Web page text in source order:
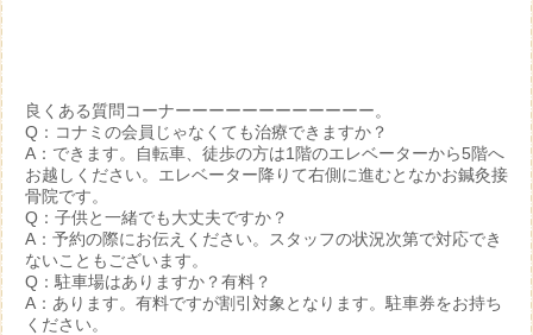
良くある質問コーナーーーーーーーーーーーー。
Q：コナミの会員じゃなくても治療できますか？
A：できます。自転車、徒歩の方は1階のエレベーターから5階へ
お越しください。エレベーター降りて右側に進むとなかお鍼灸接
骨院です。
Q：子供と一緒でも大丈夫ですか？
A：予約の際にお伝えください。スタッフの状況次第で対応でき
ないこともございます。
Q：駐車場はありますか？有料？
A：あります。有料ですが割引対象となります。駐車券をお持ち
ください。